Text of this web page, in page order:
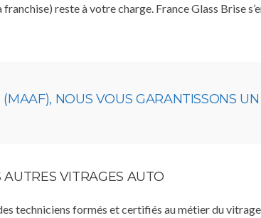
reste à votre charge. France Glass Brise
NOUS VOUS GARANTISSONS
AUTRES VITRAGES AUTO
techniciens formés et certifiés au métier du